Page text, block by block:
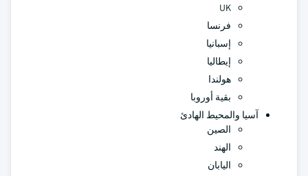
UK
فرنسا
إسبانيا
إيطاليا
هولندا
بقية أوروبا
آسيا والمحيط الهادئ
الصين
الهند
اليابان